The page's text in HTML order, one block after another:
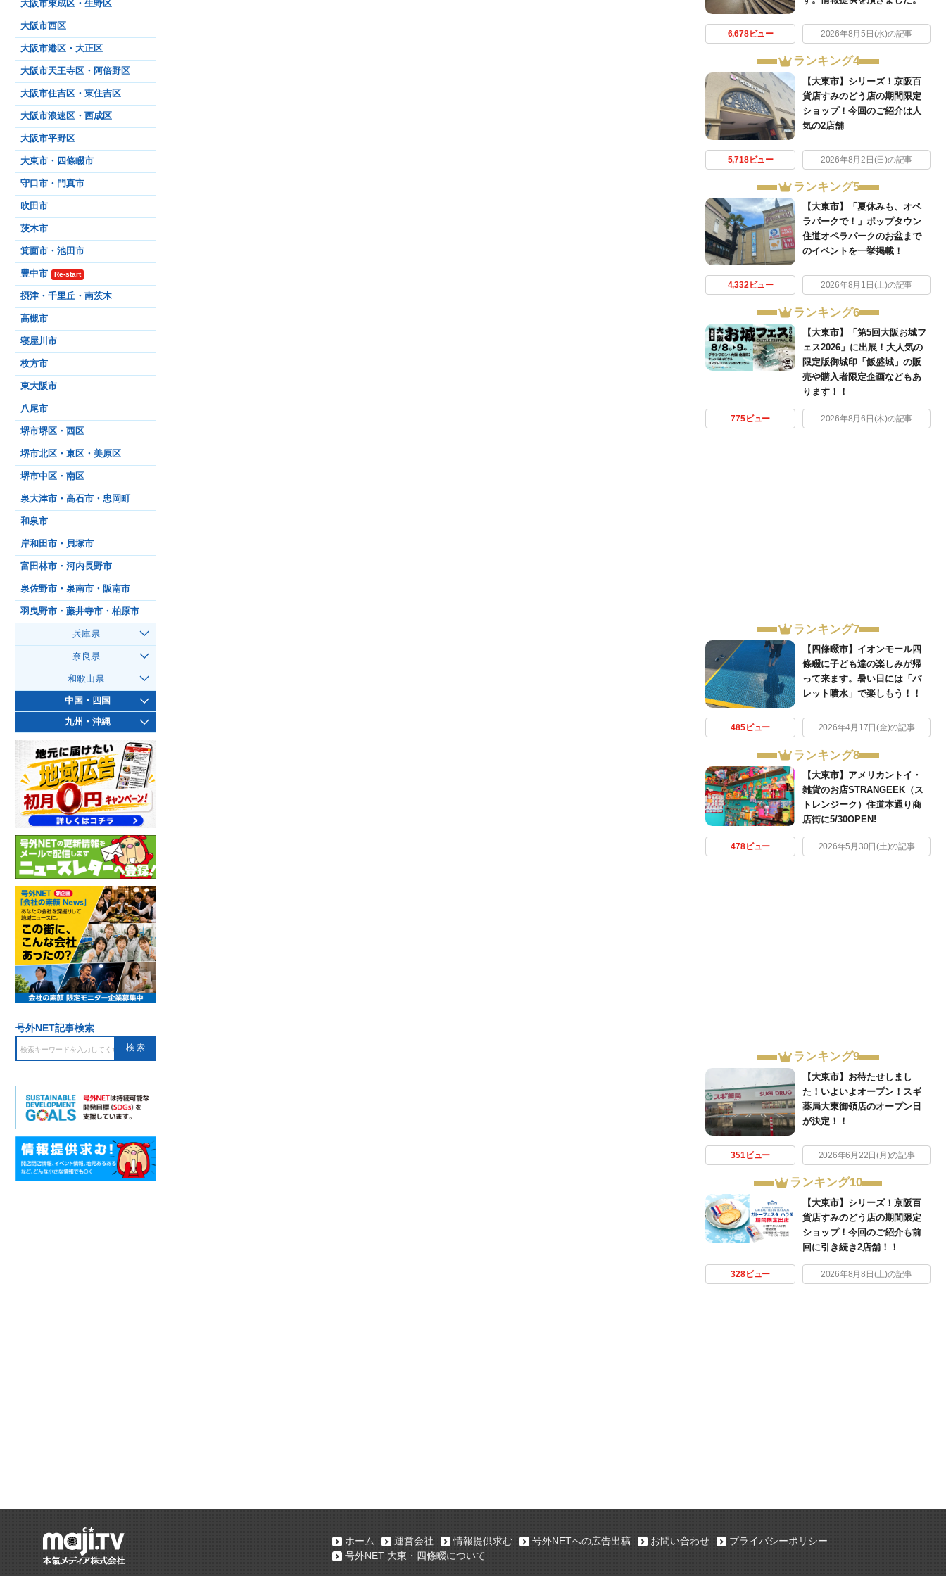
6,678ビュー 2026年8月5日(水)の記事
ランキング4
【大東市】シリーズ！京阪百
貨店すみのどう店の期間限定
ショップ！今回のご紹介は人
気の2店舗
5,718ビュー 2026年8月2日(日)の記事
ランキング5
【大東市】「夏休みも、オペ
ラパークで！」ポップタウン
住道オペラパークのお盆まで
のイベントを一挙掲載！
4,332ビュー 2026年8月1日(土)の記事
ランキング6
【大東市】「第5回大阪お城フ
ェス2026」に出展！大人気の
限定版御城印「飯盛城」の販
売や購入者限定企画などもあ
ります！！
775ビュー 2026年8月6日(木)の記事
ランキング7
【四條畷市】イオンモール四
條畷に子ども達の楽しみが帰
って来ます。暑い日には「パ
レット噴水」で楽しもう！！
485ビュー 2026年4月17日(金)の記事
ランキング8
【大東市】アメリカントイ・
雑貨のお店STRANGEEK（ス
トレンジーク）住道本通り商
店街に5/30OPEN!
478ビュー 2026年5月30日(土)の記事
ランキング9
【大東市】お待たせしまし
た！いよいよオープン！スギ
薬局大東御領店のオープン日
が決定！！
351ビュー 2026年6月22日(月)の記事
ランキング10
【大東市】シリーズ！京阪百
貨店すみのどう店の期間限定
ショップ！今回のご紹介も前
回に引き続き2店舗！！
328ビュー 2026年8月8日(土)の記事
大阪市東成区・生野区
大阪市西区
大阪市港区・大正区
大阪市天王寺区・阿倍野区
大阪市住吉区・東住吉区
大阪市浪速区・西成区
大阪市平野区
大東市・四條畷市
守口市・門真市
吹田市
茨木市
箕面市・池田市
豊中市 Re-start
摂津・千里丘・南茨木
高槻市
寝屋川市
枚方市
東大阪市
八尾市
堺市堺区・西区
堺市北区・東区・美原区
堺市中区・南区
泉大津市・高石市・忠岡町
和泉市
岸和田市・貝塚市
富田林市・河内長野市
泉佐野市・泉南市・阪南市
羽曳野市・藤井寺市・柏原市
兵庫県
奈良県
和歌山県
中国・四国
九州・沖縄
号外NET記事検索
ホーム 運営会社 情報提供求む 号外NETへの広告出稿 お問い合わせ
プライバシーポリシー
号外NET 大東・四條畷について